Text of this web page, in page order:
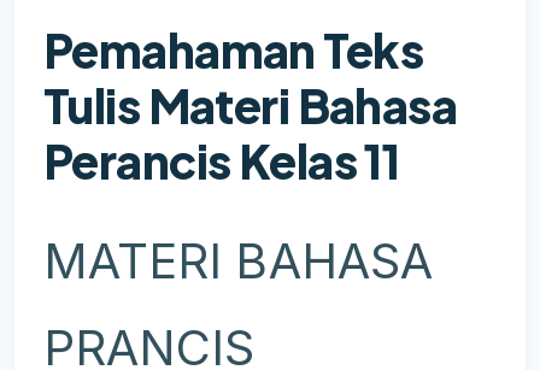
Pemahaman Teks
Tulis Materi Bahasa
Perancis Kelas 11
MATERI BAHASA
PRANCIS